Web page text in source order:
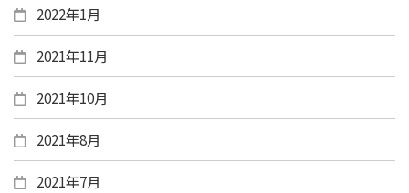
2022年1月
2021年11月
2021年10月
2021年8月
2021年7月